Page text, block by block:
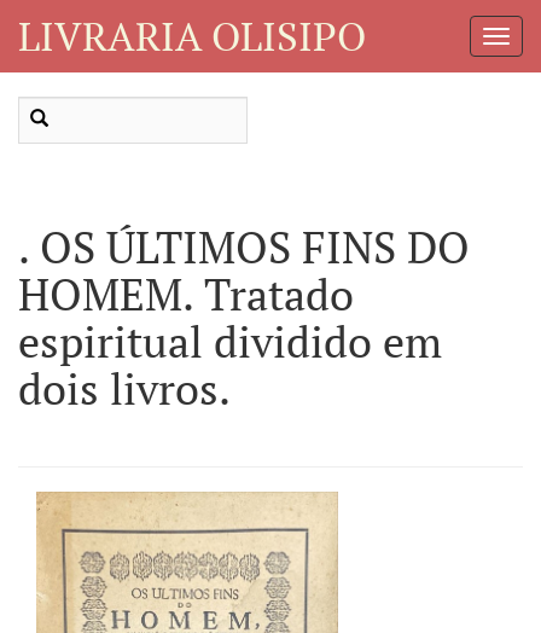
LIVRARIA OLISIPO
. OS ÚLTIMOS FINS DO
HOMEM. Tratado
espiritual dividido em
dois livros.